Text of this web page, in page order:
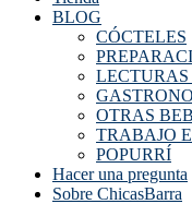
BLOG
CÓCTELES
OTRAS
TRABAJO
POPURRÍ
Hacer una pregunta
Sobre ChicasBarra